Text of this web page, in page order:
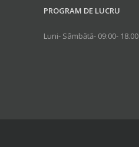
PROGRAM DE LUCRU
Luni- Sâmbătă- 09:00- 18.00